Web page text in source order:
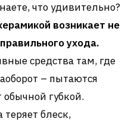
что удивительно?
возникает не
ухода.
средства там, где
– пытаются
губкой.
блеск,